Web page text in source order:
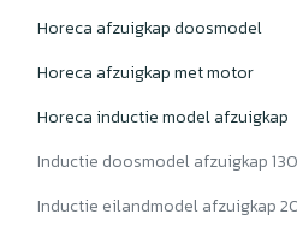
Horeca afzuigkap doosmodel
Horeca afzuigkap met motor
Horeca inductie model afzuigkap
Inductie doosmodel afzuigkap
Inductie eilandmodel afzuigkap